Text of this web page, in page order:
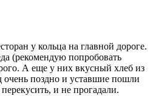
у кольца на главной дороге.
(рекомендую попробовать
А еще у них вкусный хлеб из
поздно и уставшие пошли
и не прогадали.